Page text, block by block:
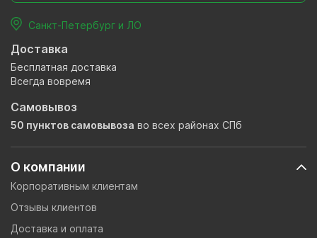
О компании
Корпоративным клиентам
Отзывы клиентов
Доставка и оплата
Санкт-Петербург и ЛО
Доставка
Бесплатная доставка
Всегда вовремя
Самовывоз
50 пунктов самовывоза во всех районах СПб